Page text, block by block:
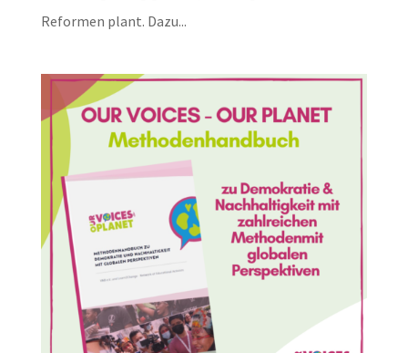
Reformen plant. Dazu...